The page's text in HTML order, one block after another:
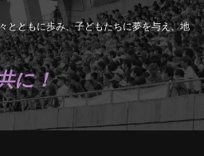
とともに歩み、子どもたちに夢を与え、地
に！